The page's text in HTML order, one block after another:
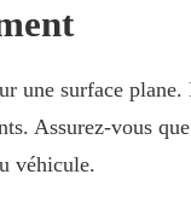
une surface
Assurez-vous
véhicule.